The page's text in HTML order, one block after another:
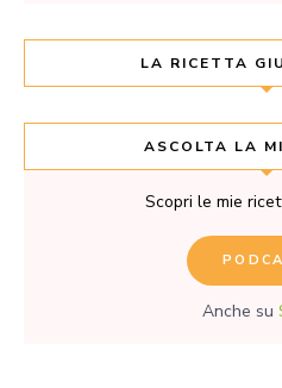
LA RICETTA
ASCOLTA LA
Scopri le mie
Anche su